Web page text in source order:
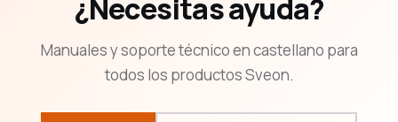
¿Necesitas ayuda?
Manuales y soporte técnico en castellano para
todos los productos Sveon.